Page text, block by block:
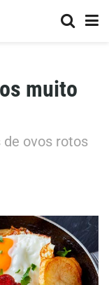
muito
ovos rotos